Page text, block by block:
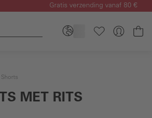
Gratis verzending vanaf 80 €
Shorts
MET RITS